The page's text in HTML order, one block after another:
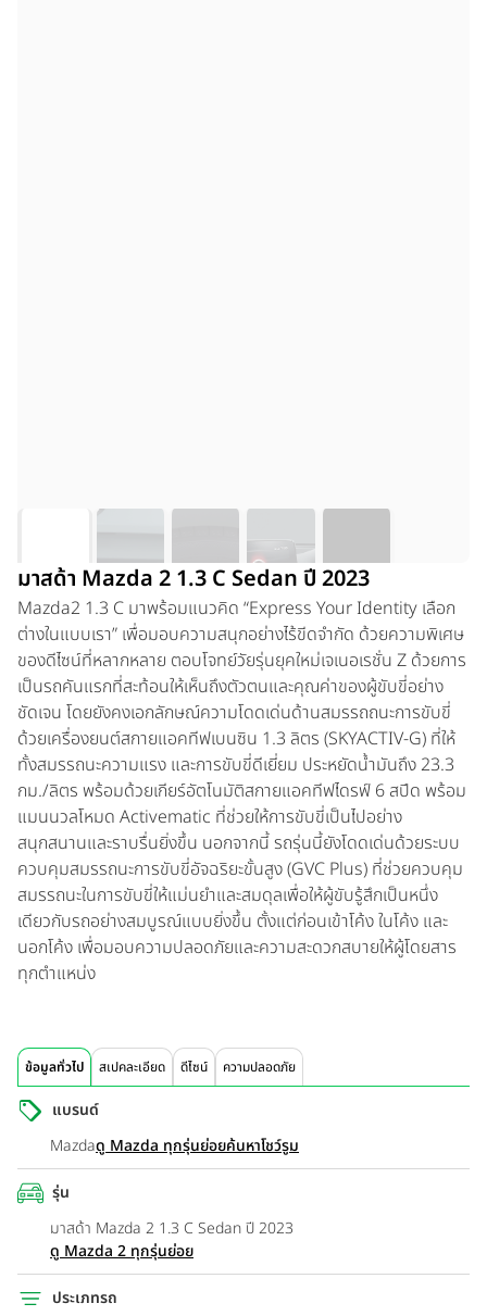
มาสด้า Mazda 2 1.3 C Sedan ปี 2023
Mazda2 1.3 C มาพร้อมแนวคิด “Express Your Identity เลือก
ต่างในแบบเรา” เพื่อมอบความสนุกอย่างไร้ขีดจำกัด ด้วยความพิเศษ
ของดีไซน์ที่หลากหลาย ตอบโจทย์วัยรุ่นยุคใหม่เจเนอเรชั่น Z ด้วยการ
เป็นรถคันแรกที่สะท้อนให้เห็นถึงตัวตนและคุณค่าของผู้ขับขี่อย่าง
ชัดเจน โดยยังคงเอกลักษณ์ความโดดเด่นด้านสมรรถถนะการขับขี่
ด้วยเครื่องยนต์สกายแอคทีฟเบนซิน 1.3 ลิตร (SKYACTIV-G) ที่ให้
ทั้งสมรรถนะความแรง และการขับขี่ดีเยี่ยม ประหยัดน้ำมันถึง 23.3
กม./ลิตร พร้อมด้วยเกียร์อัตโนมัติสกายแอคทีฟไดรฟ์ 6 สปีด พร้อม
แมนนวลโหมด Activematic ที่ช่วยให้การขับขี่เป็นไปอย่าง
สนุกสนานและราบรื่นยิ่งขึ้น นอกจากนี้ รถรุ่นนี้ยังโดดเด่นด้วยระบบ
ควบคุมสมรรถนะการขับขี่อัจฉริยะขั้นสูง (GVC Plus) ที่ช่วยควบคุม
สมรรถนะในการขับขี่ให้แม่นยําและสมดุลเพื่อให้ผู้ขับรู้สึกเป็นหนึ่ง
เดียวกับรถอย่างสมบูรณ์แบบยิ่งขึ้น ตั้งแต่ก่อนเข้าโค้ง ในโค้ง และ
นอกโค้ง เพื่อมอบความปลอดภัยและความสะดวกสบายให้ผู้โดยสาร
ทุกตำแหน่ง
ข้อมูลทั่วไป สเปคละเอียด ดีไซน์ ความปลอดภัย
แบรนด์
Mazdaดู Mazda ทุกรุ่นย่อยค้นหาโชว์รูม
รุ่น
มาสด้า Mazda 2 1.3 C Sedan ปี 2023
ดู Mazda 2 ทุกรุ่นย่อย
ประเภทรถ